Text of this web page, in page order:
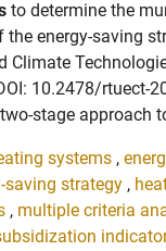
to determine the
energy-saving
Climate
10.2478/rtuect-
stage approach
systems ,
saving strategy ,
, multiple criteria